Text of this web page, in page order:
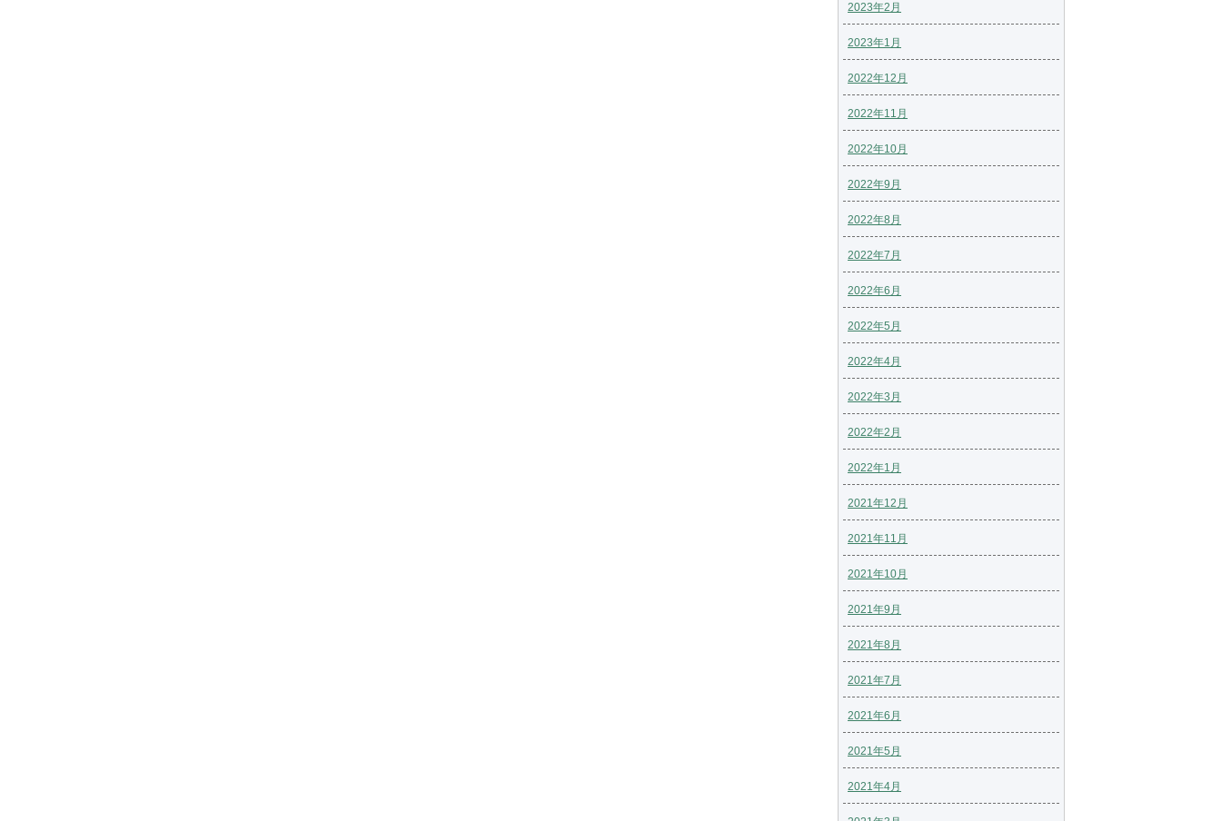
2023年2月
2023年1月
2022年12月
2022年11月
2022年10月
2022年9月
2022年8月
2022年7月
2022年6月
2022年5月
2022年4月
2022年3月
2022年2月
2022年1月
2021年12月
2021年11月
2021年10月
2021年9月
2021年8月
2021年7月
2021年6月
2021年5月
2021年4月